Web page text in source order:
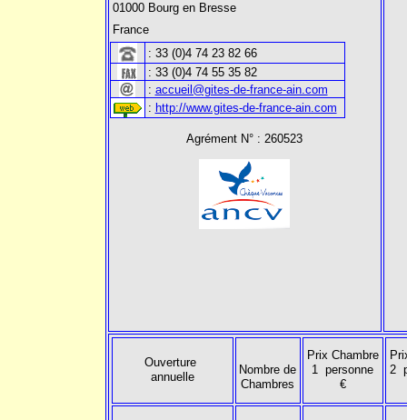
01000 Bourg en Bresse
France
: 33 (0)4 74 23 82 66
: 33 (0)4 74 55 35 82
: accueil@gites-de-france-ain.com
: http://www.gites-de-france-ain.com
Agrément N° : 260523
Ouverture
annuelle
Nombre de
Chambres
Prix Chambre
1 personne
€
2